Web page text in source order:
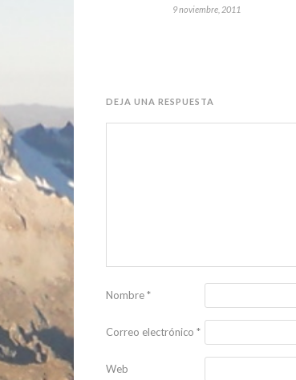
9 noviembre, 2011
DEJA UNA RESPUESTA
Nombre*
Correo electrónico *
Web